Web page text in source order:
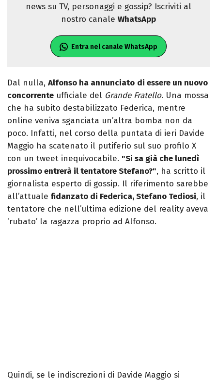
news su TV, personaggi e gossip? Iscriviti al
nostro canale WhatsApp
Entra nel canale WhatsApp
Dal nulla, Alfonso ha annunciato di essere un nuovo
concorrente ufficiale del Grande Fratello. Una mossa
che ha subito destabilizzato Federica, mentre
online veniva sganciata un’altra bomba non da
poco. Infatti, nel corso della puntata di ieri Davide
Maggio ha scatenato il putiferio sul suo profilo X
con un tweet inequivocabile. "Si sa già che lunedì
prossimo entrerà il tentatore Stefano?", ha scritto il
giornalista esperto di gossip. Il riferimento sarebbe
all’attuale fidanzato di Federica, Stefano Tediosi, il
tentatore che nell’ultima edizione del reality aveva
‘rubato’ la ragazza proprio ad Alfonso.
Quindi, se le indiscrezioni di Davide Maggio si